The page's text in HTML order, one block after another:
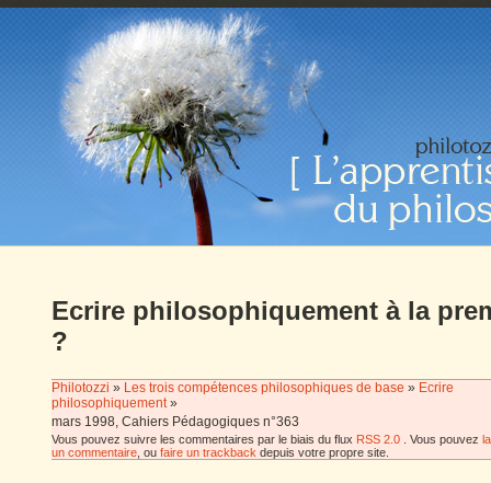
Ecrire philosophiquement à la
?
Philotozzi » Les trois compétences philosophiques de base » Ecrire
philosophiquement»
mars 1998, Cahiers Pédagogiques n°363
Vous pouvez suivre les commentaires par le biais du flux RSS 2.0 . Vous pouvez
un commentaire , ou faire un trackback depuis votre propre site.